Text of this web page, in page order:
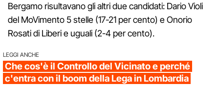
Bergamo risultavano gli altri due candidati: Dario Violi
del MoVimento 5 stelle (17-21 per cento) e Onorio
Rosati di Liberi e uguali (2-4 per cento).
LEGGI ANCHE
Che cos'è il Controllo del Vicinato e perché
c'entra con il boom della Lega in Lombardia